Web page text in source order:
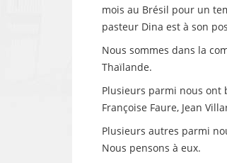
mois au Brésil pour un
pasteur Dina est à son
Nous sommes dans la
Thaïlande.
Plusieurs parmi nous ont
Françoise Faure, Jean
Plusieurs autres parmi
Nous pensons à eux.